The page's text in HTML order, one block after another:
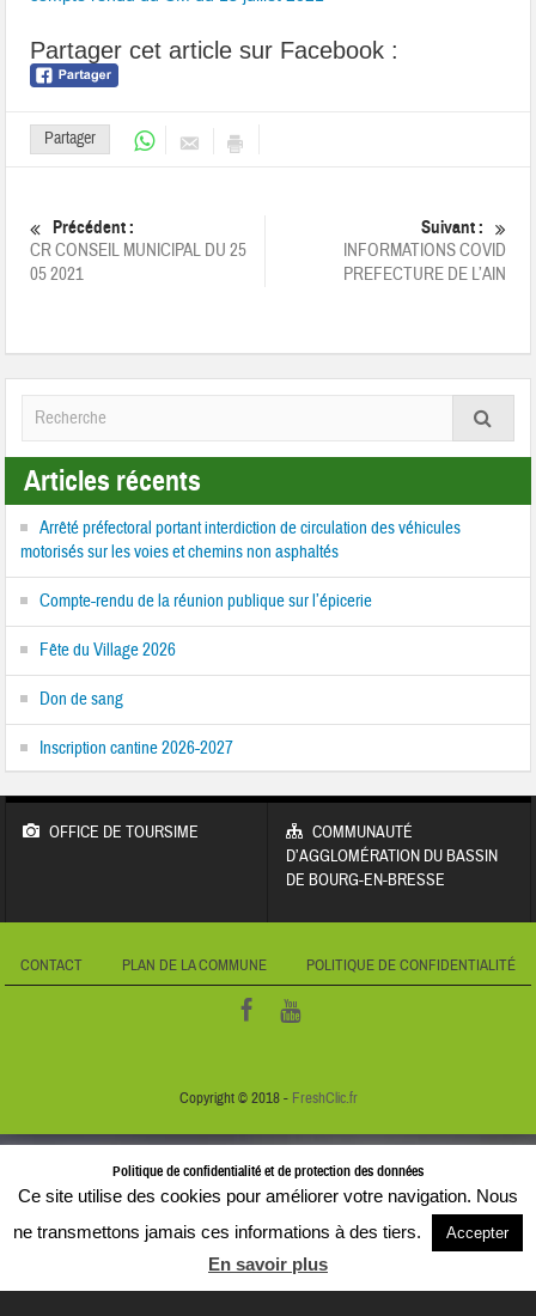
Partager cet article sur Facebook :
Partager
Précédent :
CR CONSEIL MUNICIPAL DU 25
05 2021
Suivant :
INFORMATIONS COVID
PREFECTURE DE L’AIN
Articles récents
Arrêté préfectoral portant interdiction de circulation des véhicules
motorisés sur les voies et chemins non asphaltés
Compte-rendu de la réunion publique sur l’épicerie
Fête du Village 2026
Don de sang
Inscription cantine 2026-2027
OFFICE DE TOURSIME
COMMUNAUTÉ
D’AGGLOMÉRATION DU BASSIN
DE BOURG-EN-BRESSE
CONTACT PLAN DE LA COMMUNE POLITIQUE DE CONFIDENTIALITÉ
Copyright © 2018 - FreshClic.fr
Politique de confidentialité et de protection des données
Ce site utilise des cookies pour améliorer votre navigation. Nous
ne transmettons jamais ces informations à des tiers.
Accepter
En savoir plus